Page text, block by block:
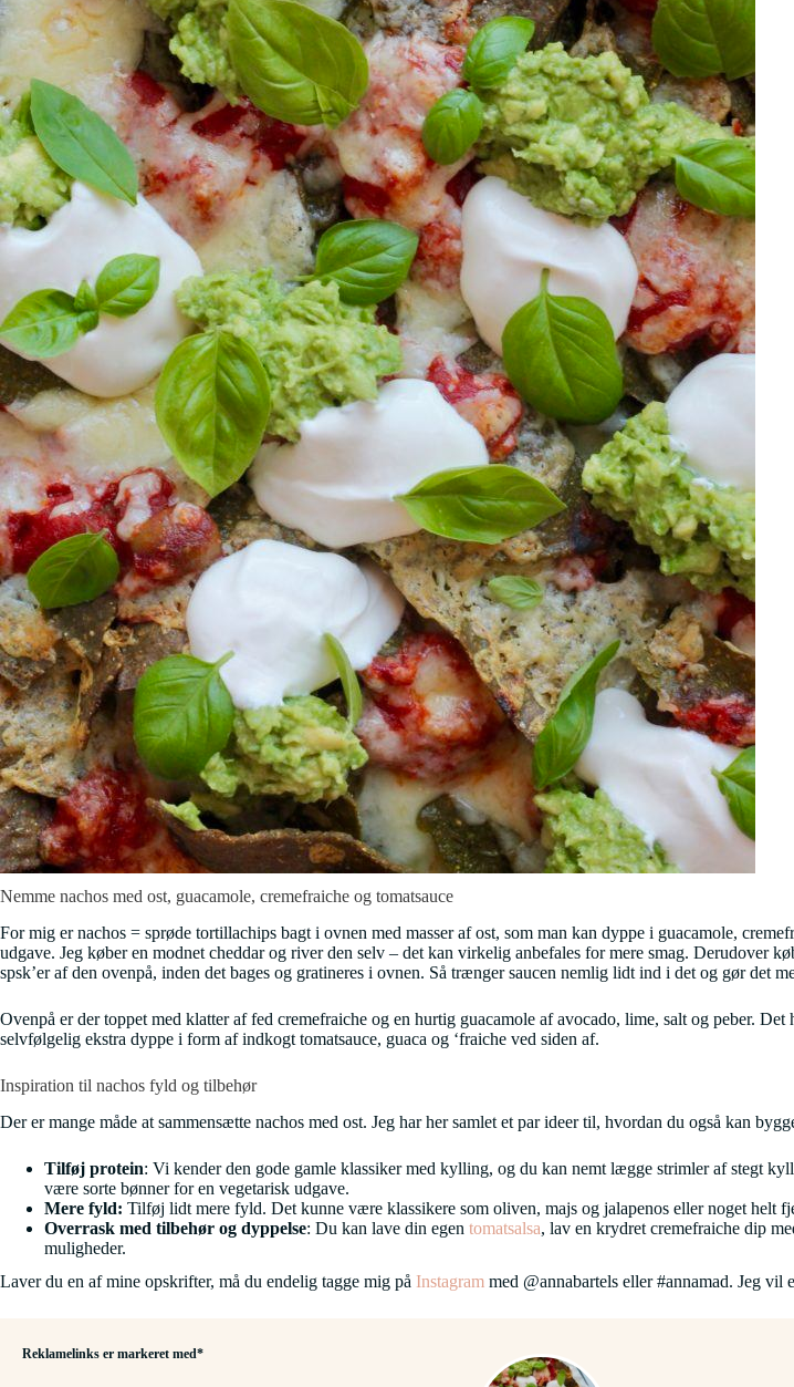
Nemme nachos med ost, guacamole, cremefraiche og tomatsauce
For mig er nachos = sprøde tortillachips bagt i ovnen med masser af ost, som man kan dyppe i guacamole,
udgave. Jeg køber en modnet cheddar og river den selv – det kan virkelig anbefales for mere smag. Derudover
spsk’er af den ovenpå, inden det bages og gratineres i ovnen. Så trænger saucen nemlig lidt ind i det og gør det
Ovenpå er der toppet med klatter af fed cremefraiche og en hurtig guacamole af avocado, lime, salt og peber.
selvfølgelig ekstra dyppe i form af indkogt tomatsauce, guaca og ‘fraiche ved siden af.
Inspiration til nachos fyld og tilbehør
Der er mange måde at sammensætte nachos med ost. Jeg har her samlet et par ideer til, hvordan du også kan
Tilføj protein: Vi kender den gode gamle klassiker med kylling, og du kan nemt lægge strimler af stegt
være sorte bønner for en vegetarisk udgave.
Mere fyld: Tilføj lidt mere fyld. Det kunne være klassikere som oliven, majs og jalapenos eller noget helt
Overrask med tilbehør og dyppelse: Du kan lave din egen tomatsalsa, lav en krydret cremefraiche dip
muligheder.
Laver du en af mine opskrifter, må du endelig tagge mig på Instagram med @annabartels eller #annamad. Jeg vil
Reklamelinks er markeret med*